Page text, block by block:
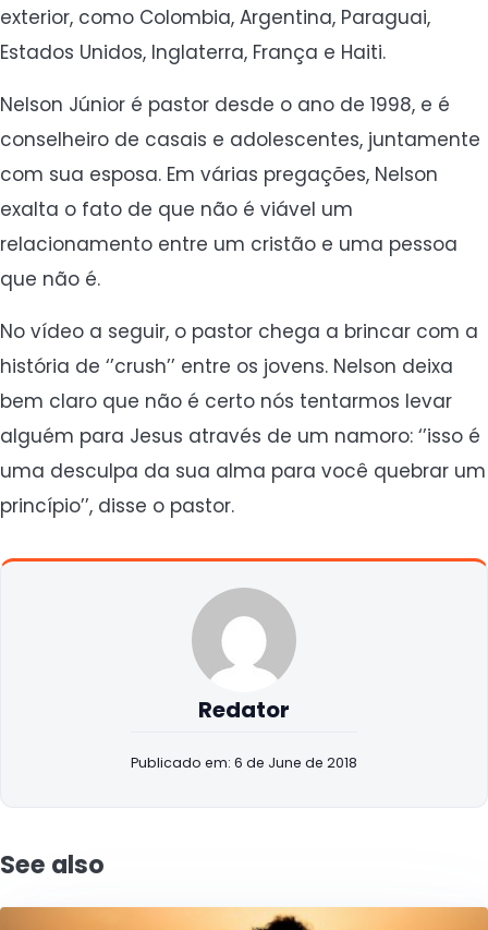
exterior, como Colombia, Argentina, Paraguai,
Estados Unidos, Inglaterra, França e Haiti.
Nelson Júnior é pastor desde o ano de 1998, e é
conselheiro de casais e adolescentes, juntamente
com sua esposa. Em várias pregações, Nelson
exalta o fato de que não é viável um
relacionamento entre um cristão e uma pessoa
que não é.
No vídeo a seguir, o pastor chega a brincar com a
história de ‘’crush’’ entre os jovens. Nelson deixa
bem claro que não é certo nós tentarmos levar
alguém para Jesus através de um namoro: ‘’isso é
uma desculpa da sua alma para você quebrar um
princípio’’, disse o pastor.
Redator
Publicado em: 6 de June de 2018
See also